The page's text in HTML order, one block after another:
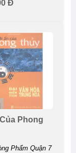
Đ
Phong
Phẩm Quận 7